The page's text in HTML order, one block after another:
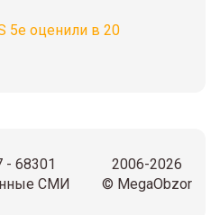
5e оценили в 20
68301
СМИ
2006-2026
© MegaObzor